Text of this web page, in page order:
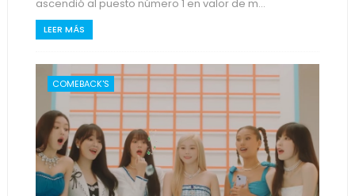
ascendió al puesto número 1 en valor de m...
LEER MÁS
COMEBACK'S